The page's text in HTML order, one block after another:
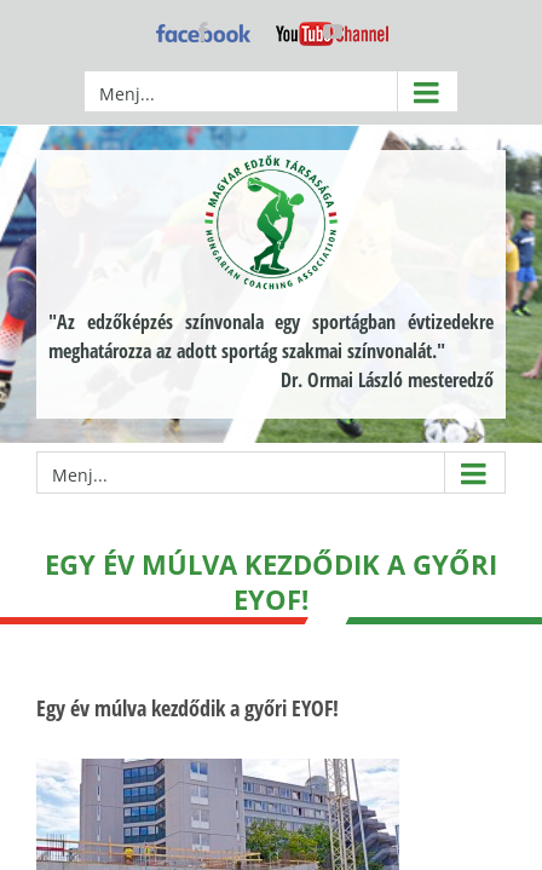
Facebook YouTube
Menj...
"Az edzőképzés színvonala egy sportágban évtizedekre
meghatározza az adott sportág szakmai színvonalát."
Dr. Ormai László mesteredző
Menj...
EGY ÉV MÚLVA KEZDŐDIK A GYŐRI
EYOF!
Egy év múlva kezdődik a győri EYOF!